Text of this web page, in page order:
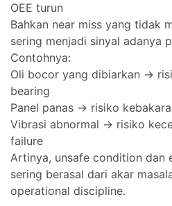
OEE turun
Bahkan near miss yang tidak
sering menjadi sinyal adanya
Contohnya:
Oli bocor yang dibiarkan →
bearing
Panel panas → risiko
Vibrasi abnormal → risiko
failure
Artinya, unsafe condition dan
sering berasal dari akar
operational discipline.